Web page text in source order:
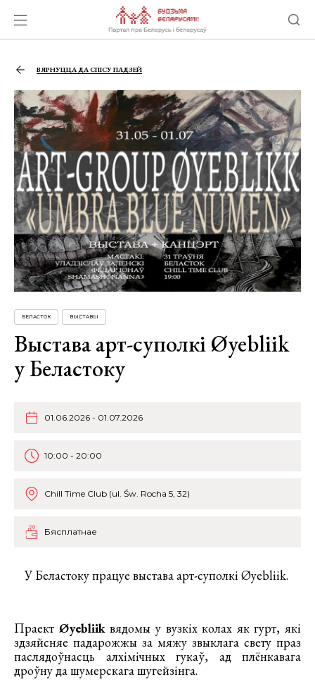
ВЯРНУЦЦА ДА СПІСУ ПАДЗЕЙ
БЕЛАСТОК ВЫСТАВЫ
Выстава арт-суполкі Øyebliik
у Беластоку
01.06.2026 - 01.07.2026
10:00 - 20:00
Chill Time Club (ul. Św. Rocha 5, 32)
Бясплатнае
У Беластоку працуе выстава арт-суполкі Øyebliik.
Праект Øyebliik вядомы у вузкіх колах як гурт, які
здзяйсняе падарожжы за мяжу звыклага свету праз
паслядоўнасць алхімічных гукаў, ад плёнкавага
дроўну да шумерскага шугейзінга.